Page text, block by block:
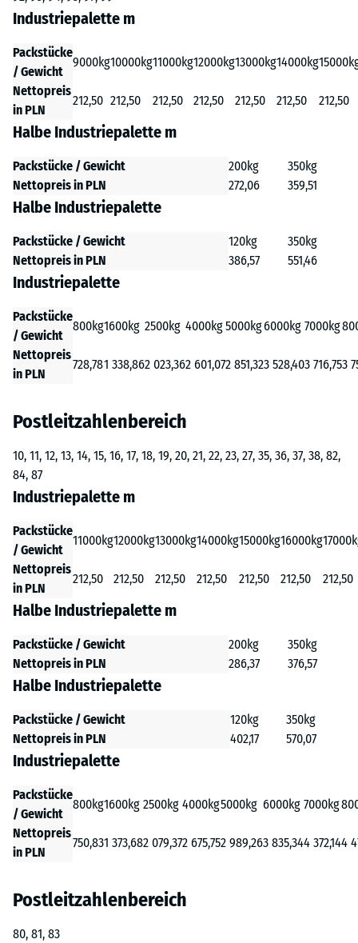
Industriepalette m
Packstücke
/ Gewicht
9000kg10000kg11000kg12000kg13000kg14000kg
Nettopreis
in PLN
212,50 212,50 212,50 212,50 212,50 212,50 212,50
Halbe Industriepalette m
Packstücke / Gewicht 200kg
350kg
Nettopreis in PLN
272,06 359,51
Halbe Industriepalette
Packstücke / Gewicht 120kg
350kg
Nettopreis in PLN
386,57 551,46
Industriepalette
Packstücke
/ Gewicht
800kg1600kg 2500kg 4000kg5000kg6000kg 7000kg
Nettopreis
in PLN
728,781 338,862 023,362 601,072 851,323 528,403 716,753
Postleitzahlenbereich
10, 11, 12, 13, 14, 15, 16, 17, 18, 19, 20, 21, 22, 23, 27, 35, 36, 37, 38, 82,
84, 87
Industriepalette m
Packstücke
/ Gewicht
11000kg12000kg13000kg14000kg15000kg16000kg
Nettopreis
in PLN
212,50 212,50 212,50 212,50 212,50 212,50 212,50
Halbe Industriepalette m
Packstücke / Gewicht 200kg
350kg
Nettopreis in PLN
286,37 376,57
Halbe Industriepalette
Packstücke / Gewicht 120kg
350kg
Nettopreis in PLN
402,17 570,07
Industriepalette
Packstücke
/ Gewicht
800kg1600kg 2500kg 4000kg5000kg 6000kg 7000kg
Nettopreis
in PLN
750,831 373,682 079,372 675,752 989,263 835,344 372,144
Postleitzahlenbereich
80, 81, 83